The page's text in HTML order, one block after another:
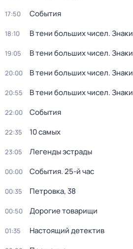
17:50 События
18:10 В тени больших чисел. Знаки
19:05 В тени больших чисел. Знаки
20:00 В тени больших чисел. Знаки
20:55 В тени больших чисел. Знаки
22:00 События
22:35 10 самых
23:05 Легенды эстрады
00:00 События. 25-й час
00:35 Петровка, 38
00:50 Дорогие товарищи
01:35 Настоящий детектив